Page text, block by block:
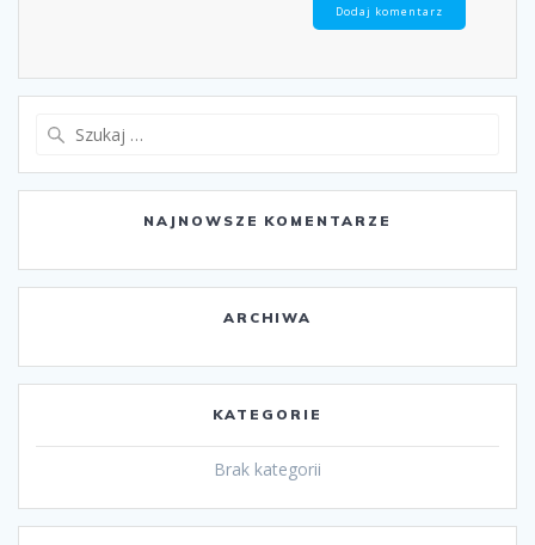
NAJNOWSZE KOMENTARZE
ARCHIWA
KATEGORIE
Brak kategorii